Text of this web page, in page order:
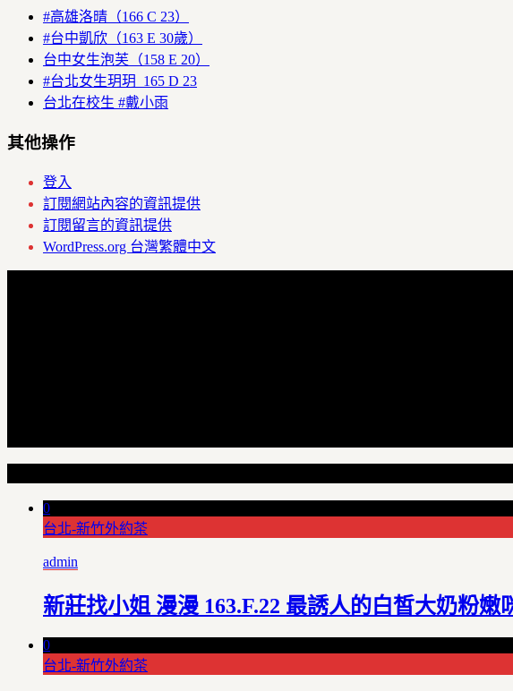
#高雄洛晴（166 C 23）
#台中凱欣（163 E 30歲）
台中女生泡芙（158 E 20）
#台北女生玥玥 165 D 23
台北在校生 #戴小雨
其他操作
登入
訂閱網站內容的資訊提供
訂閱留言的資訊提供
WordPress.org 台灣繁體中文
0
台北-新竹外約茶
admin
新莊找小姐 漫漫 163.F.22 最誘人的白皙大奶粉嫩
0
台北-新竹外約茶